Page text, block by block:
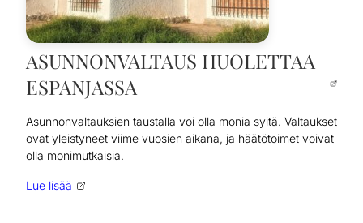
ASUNNONVALTAUS HUOLETTAA
ESPANJASSA
Asunnonvaltauksien taustalla voi olla monia syitä. Valtaukset
ovat yleistyneet viime vuosien aikana, ja häätötoimet voivat
olla monimutkaisia.
Lue lisää